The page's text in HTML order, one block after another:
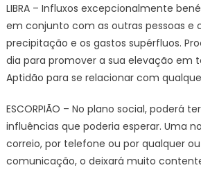
LIBRA – Influxos excepcionalmente
em conjunto com as outras pessoas e
precipitação e os gastos supérfluos.
dia para promover a sua elevação em
Aptidão para se relacionar com
ESCORPIÃO – No plano social, poderá
influências que poderia esperar. Uma
correio, por telefone ou por qualquer
comunicação, o deixará muito